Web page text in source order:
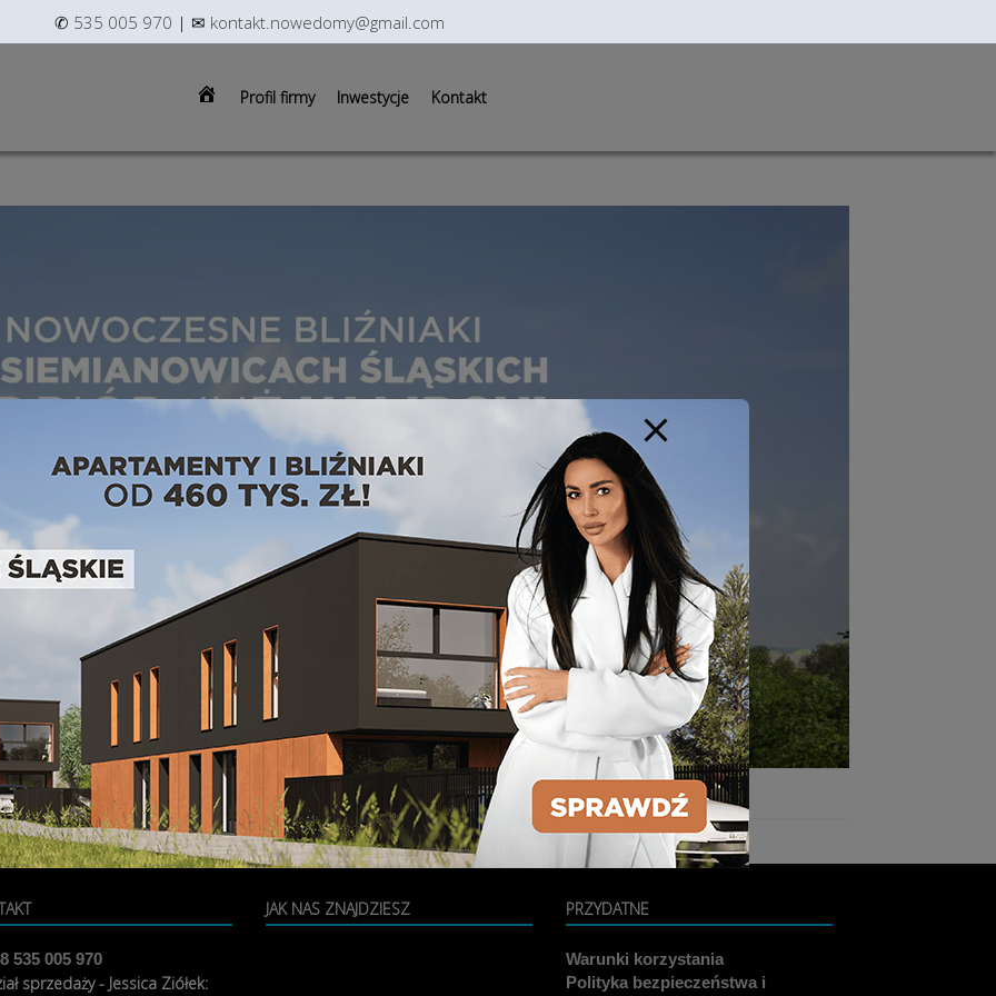
Strona
Profil firmy Inwestycje Kontakt
535 005 970
sprzedaży - Jessica Ziółek:
JAK NAS ZNAJDZIESZ PRZYDATNE
Warunki korzystania
Polityka bezpieczeństwa i
✆ 535 005 970 | ✉ kontakt.nowedomy@gmail.com